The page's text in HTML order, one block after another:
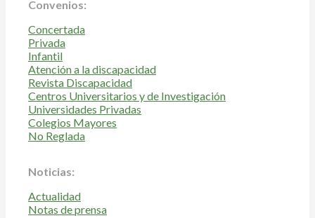
Convenios:
Concertada
Privada
Infantil
Atención a la discapacidad
Revista Discapacidad
Centros Universitarios y de Investigación
Universidades Privadas
Colegios Mayores
No Reglada
Noticias:
Actualidad
Notas de prensa